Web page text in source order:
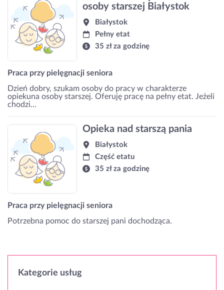
osoby starszej Białystok
Białystok
Pełny etat
35 zł za godzinę
Praca przy pielęgnacji seniora
Dzień dobry, szukam osoby do pracy w charakterze
opiekuna osoby starszej. Oferuję pracę na pełny etat. Jeżeli
chodzi...
Opieka nad starszą pania
Białystok
Część etatu
35 zł za godzinę
Praca przy pielęgnacji seniora
Potrzebna pomoc do starszej pani dochodząca.
Kategorie usług